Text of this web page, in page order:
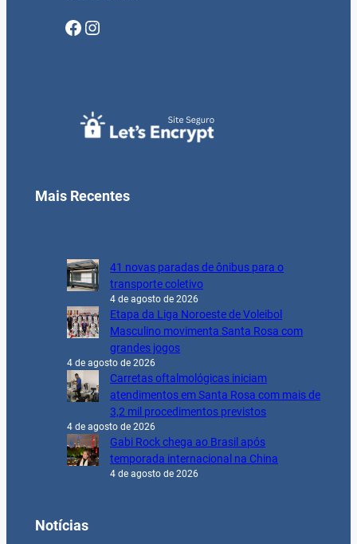
Facebook Instagram
Mais Recentes
41 novas paradas de ônibus para o
transporte coletivo
4 de agosto de 2026
Etapa da Liga Noroeste de Voleibol
Masculino movimenta Santa Rosa com
grandes jogos
4 de agosto de 2026
Carretas oftalmológicas iniciam
atendimentos em Santa Rosa com mais de
3,2 mil procedimentos previstos
4 de agosto de 2026
Gabi Rock chega ao Brasil após
temporada internacional na China
4 de agosto de 2026
Notícias